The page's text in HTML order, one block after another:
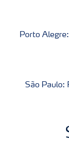
Porto
São Paulo: